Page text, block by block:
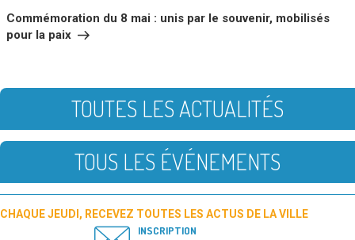
Commémoration du 8 mai : unis par le souvenir, mobilisés
pour la paix
TOUTES LES ACTUALITÉS
TOUS LES ÉVÉNEMENTS
CHAQUE JEUDI, RECEVEZ TOUTES LES ACTUS DE LA VILLE
INSCRIPTION